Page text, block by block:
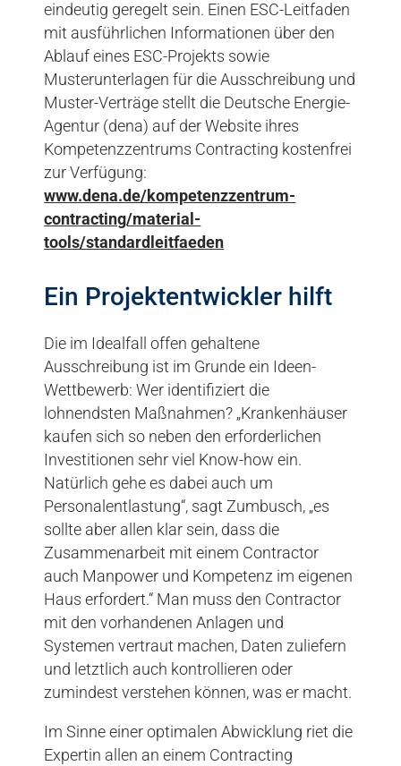
eindeutig geregelt sein. Einen ESC-Leitfaden
mit ausführlichen Informationen über den
Ablauf eines ESC-Projekts sowie
Musterunterlagen für die Ausschreibung und
Muster-Verträge stellt die Deutsche Energie-
Agentur (dena) auf der Website ihres
Kompetenzzentrums Contracting kostenfrei
zur Verfügung:
www.dena.de/kompetenzzentrum-
contracting/material-
tools/standardleitfaeden
Ein Projektentwickler hilft
Die im Idealfall offen gehaltene
Ausschreibung ist im Grunde ein Ideen-
Wettbewerb: Wer identifiziert die
lohnendsten Maßnahmen? „Krankenhäuser
kaufen sich so neben den erforderlichen
Investitionen sehr viel Know-how ein.
Natürlich gehe es dabei auch um
Personalentlastung“, sagt Zumbusch, „es
sollte aber allen klar sein, dass die
Zusammenarbeit mit einem Contractor
auch Manpower und Kompetenz im eigenen
Haus erfordert.“ Man muss den Contractor
mit den vorhandenen Anlagen und
Systemen vertraut machen, Daten zuliefern
und letztlich auch kontrollieren oder
zumindest verstehen können, was er macht.
Im Sinne einer optimalen Abwicklung riet die
Expertin allen an einem Contracting